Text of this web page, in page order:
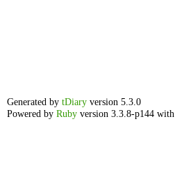
Generated by tDiary version 5.3.0
Powered by Ruby version 3.3.8-p144 with